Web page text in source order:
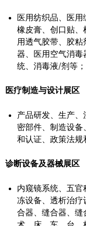
医用纺织品、医
橡皮膏、创口贴
用透气胶带、胶
器、医用空气消
统、消毒液/剂等；
医疗制造与设计展区
产品研发、生产
密部件、制造设备
和认证、政策法规
诊断设备及器械展区
内窥镜系统、五
冻设备、透析治
合器、缝合器、